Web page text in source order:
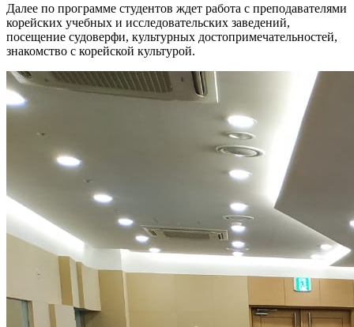
Далее по программе студентов ждет работа с преподавателями
корейских учебных и исследовательских заведений,
посещение судоверфи, культурных достопримечательностей,
знакомство с корейской культурой.